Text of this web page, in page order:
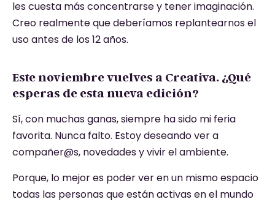
les cuesta más concentrarse y tener imaginación.
Creo realmente que deberíamos replantearnos el
uso antes de los 12 años.
Este noviembre vuelves a Creativa. ¿Qué
esperas de esta nueva edición?
Sí, con muchas ganas, siempre ha sido mi feria
favorita. Nunca falto. Estoy deseando ver a
compañer@s, novedades y vivir el ambiente.
Porque, lo mejor es poder ver en un mismo espacio
todas las personas que están activas en el mundo